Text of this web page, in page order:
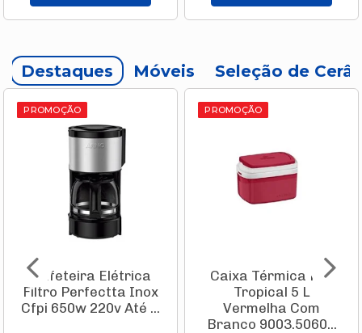
Destaques Móveis Seleção de
PROMOÇÃO
Cafeteira Elétrica
Filtro Perfectta Inox
Cfpi 650w 220v Até ...
PROMOÇÃO
Caixa Térmica Pvc
Tropical 5 L
Vermelha Com
Branco 9003.5060...